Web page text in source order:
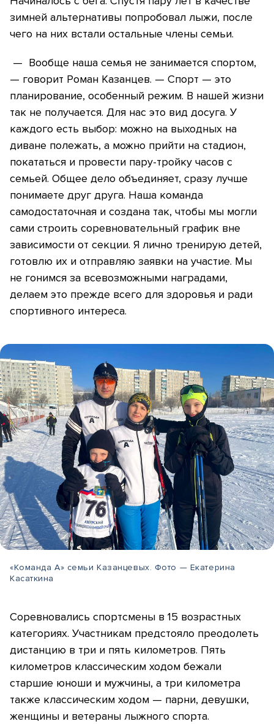
зимней альтернативы попробовал лыжи, после
чего на них встали остальные члены семьи.
— Вообще наша семья не занимается спортом,
— говорит Роман Казанцев. — Спорт — это
планирование, особенный режим. В нашей жизни
так не получается. Для нас это вид досуга. У
каждого есть выбор: можно на выходных на
диване полежать, а можно прийти на стадион,
покататься и провести пару-тройку часов с
семьей. Общее дело объединяет, сразу лучше
понимаете друг друга. Наша команда
самодостаточная и создана так, чтобы мы могли
сами строить соревновательный график вне
зависимости от секции. Я лично тренирую детей,
готовлю их и отправляю заявки на участие. Мы
не гонимся за всевозможными наградами,
делаем это прежде всего для здоровья и ради
спортивного интереса.
«Команда А» семьи Казанцевых. Фото — Екатерина
Касаткина
Соревновались спортсмены в 15 возрастных
категориях. Участникам предстояло преодолеть
дистанцию в три и пять километров. Пять
километров классическим ходом бежали
старшие юноши и мужчины, а три километра
также классическим ходом — парни, девушки,
женщины и ветераны лыжного спорта.